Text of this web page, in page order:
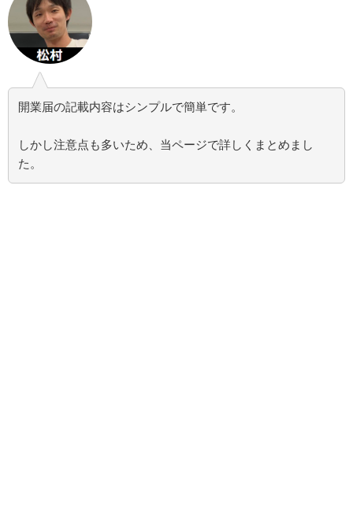
開業届の記載内容はシンプルで簡単です。
しかし注意点も多いため、当ページで詳しくまとめまし
た。